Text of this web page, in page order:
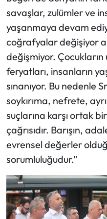
savaşlar, zulümler ve
yaşanmaya devam
coğrafyalar değişiyor
değişmiyor.
feryatları, insanların
sınanıyor. Bu nedenle
soykırıma, nefrete,
suçlarına karşı ortak
çağrısıdır. Barışın,
evrensel değerler
sorumluluğudur.”